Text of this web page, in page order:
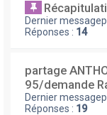
Dernier
Réponses : 14
partage
95/demande
Dernier
Réponses : 19